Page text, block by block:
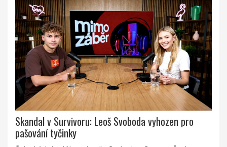
Skandal v Survivoru: Leoš Svoboda vyhozen pro
pašování tyčinky